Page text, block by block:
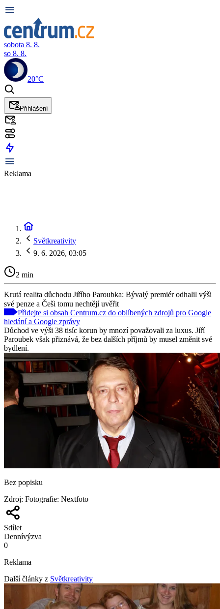
sobota 8. 8.
so 8. 8.
20°C
Přihlášení
Reklama
Světkreativity
9. 6. 2026, 03:05
2 min
Krutá realita důchodu Jiřího Paroubka: Bývalý premiér odhalil výši
své penze a Češi tomu nechtějí uvěřit
Přidejte si obsah Centrum.cz do oblíbených zdrojů pro Google
hledání a Google zprávy
Důchod ve výši 38 tisíc korun by mnozí považovali za luxus. Jiří
Paroubek však přiznává, že bez dalších příjmů by musel změnit své
bydlení.
Bez popisku
Zdroj: Fotografie: Nextfoto
Sdílet
Dennívýzva
0
Reklama
Další články z Světkreativity